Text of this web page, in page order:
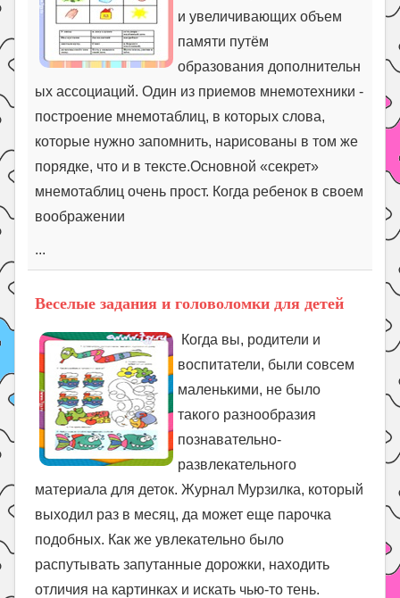
и увеличивающих объем
памяти путём
образования дополнительн
ых ассоциаций. Один из приемов мнемотехники -
построение мнемотаблиц, в которых слова,
которые нужно запомнить, нарисованы в том же
порядке, что и в тексте.Основной «секрет»
мнемотаблиц очень прост. Когда ребенок в своем
воображении
...
Веселые задания и головоломки для детей
Когда вы, родители и
воспитатели, были совсем
маленькими, не было
такого разнообразия
познавательно-
развлекательного
материала для деток. Журнал Мурзилка, который
выходил раз в месяц, да может еще парочка
подобных. Как же увлекательно было
распутывать запутанные дорожки, находить
отличия на картинках и искать чью-то тень.